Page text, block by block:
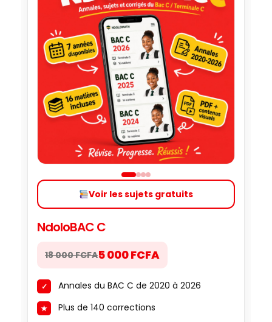
Voir les sujets gratuits
NdoloBAC C
18 000 FCFA5 000 FCFA
Annales du BAC C de 2020 à 2026
Plus de 140 corrections